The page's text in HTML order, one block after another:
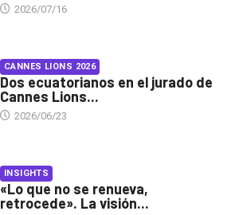
2026/07/16
CANNES LIONS 2026
Dos ecuatorianos en el jurado de
Cannes Lions...
2026/06/23
INSIGHTS
«Lo que no se renueva,
retrocede». La visión...